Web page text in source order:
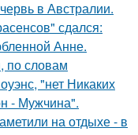
в Австралии.
сдался:
Анне.
по словам
"нет Никаких
- Мужчина".
на отдыхе - в